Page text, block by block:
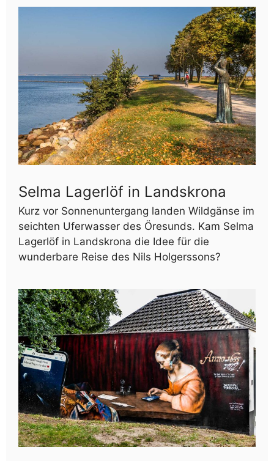
Selma Lagerlöf in Landskrona
Kurz vor Sonnenuntergang landen Wildgänse im
seichten Uferwasser des Öresunds. Kam Selma
Lagerlöf in Landskrona die Idee für die
wunderbare Reise des Nils Holgerssons?